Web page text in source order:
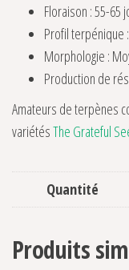
Floraison : 55-65
Profil terpénique
Morphologie :
Production de
Amateurs de terpènes
variétésThe Grateful
Quantité
Produits